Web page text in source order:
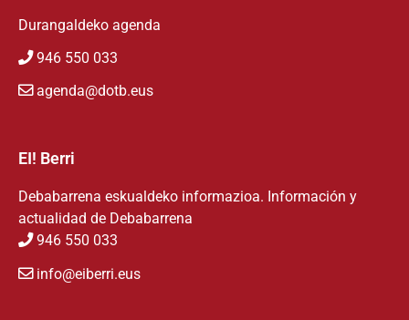
Durangaldeko agenda
946 550 033
agenda@dotb.eus
EI! Berri
Debabarrena eskualdeko informazioa. Información y
actualidad de Debabarrena
946 550 033
info@eiberri.eus